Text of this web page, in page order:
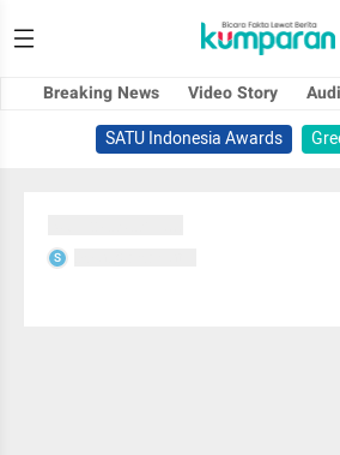
Breaking News Video Story
SATU Indonesia Awards
S